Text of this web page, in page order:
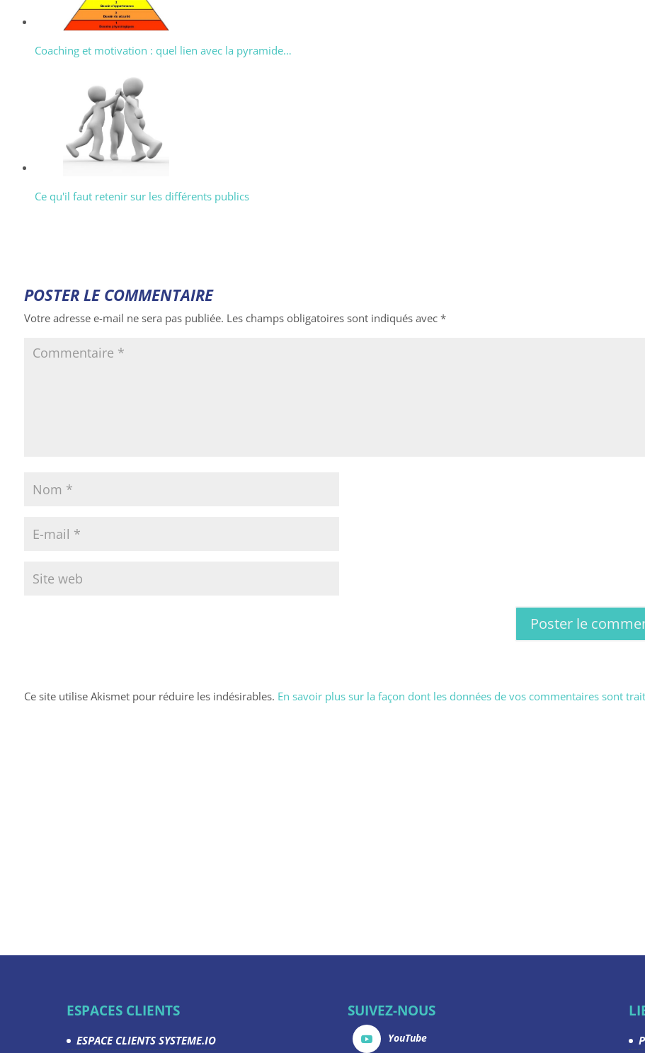
Coaching et motivation : quel lien avec la pyramide…
Ce qu'il faut retenir sur les différents publics
POSTER LE COMMENTAIRE
Votre adresse e-mail ne sera pas publiée. Les champs obligatoires sont indiqués avec *
Ce site utilise Akismet pour réduire les indésirables. En savoir plus sur la façon dont les données de vos commentaires sont
ESPACES CLIENTS
ESPACE CLIENTS SYSTEME.IO
SUIVEZ-NOUS
YouTube